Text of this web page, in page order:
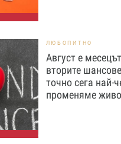
ЛЮБОПИТНО
Август е
вторите
точно сега най-
променяме